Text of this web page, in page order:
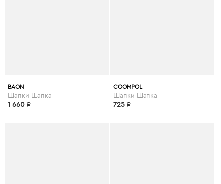
BAON
Шапки Шапка
1 660 ₽
COOMPOL
Шапки Шапка
725 ₽